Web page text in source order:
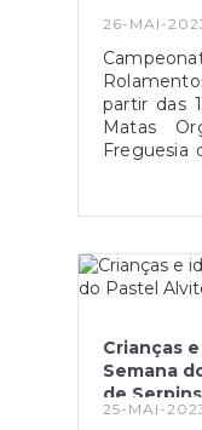
26-MAI-
Rolamentos 4 de junho,
partir das
Matas Organizado pela Junta de
Freguesia
Crianças
Semana
de Serpins
25-MAI-